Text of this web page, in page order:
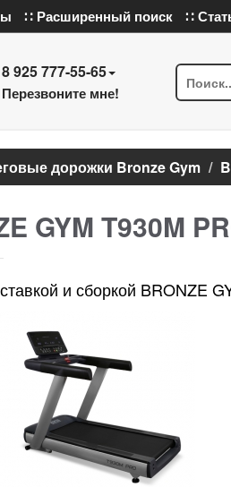
∷ Расширенный поиск ∷
8 925 777-55-65
Перезвоните мне!
дорожки Bronze Gym
GYM T930M
и сборкой BRONZE